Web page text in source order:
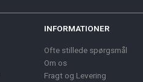
INFORMATIONER
Ofte stillede spørgsmål
Om os
Fragt og Levering